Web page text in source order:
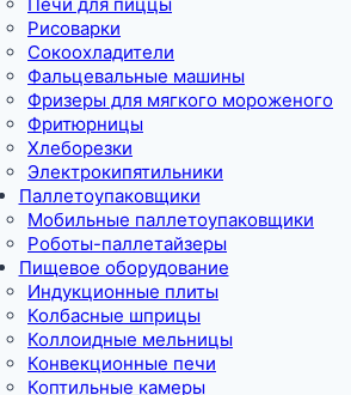
Рисоварки
Сокоохладители
Фальцевальные машины
Фризеры для мягкого мороженого
Фритюрницы
Хлеборезки
Электрокипятильники
Паллетоупаковщики
Мобильные паллетоупаковщики
Роботы-паллетайзеры
Пищевое оборудование
Индукционные плиты
Колбасные шприцы
Коллоидные мельницы
Конвекционные печи
Коптильные камеры